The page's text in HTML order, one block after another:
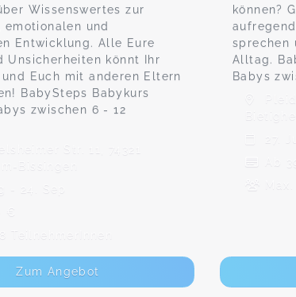
Wissenswertes zur
emotionalen und
Entwicklung. Alle Eure
Unsicherheiten könnt Ihr
und Euch mit anderen Eltern
BabySteps Babykurs
zwischen 6 - 12
Str. 11, 74321
Bissingen
- 24. Sep
€
TeilnehmerInnen
Zum Angebot
können?
sprechen
Alltag.
Babys
27.
Ab